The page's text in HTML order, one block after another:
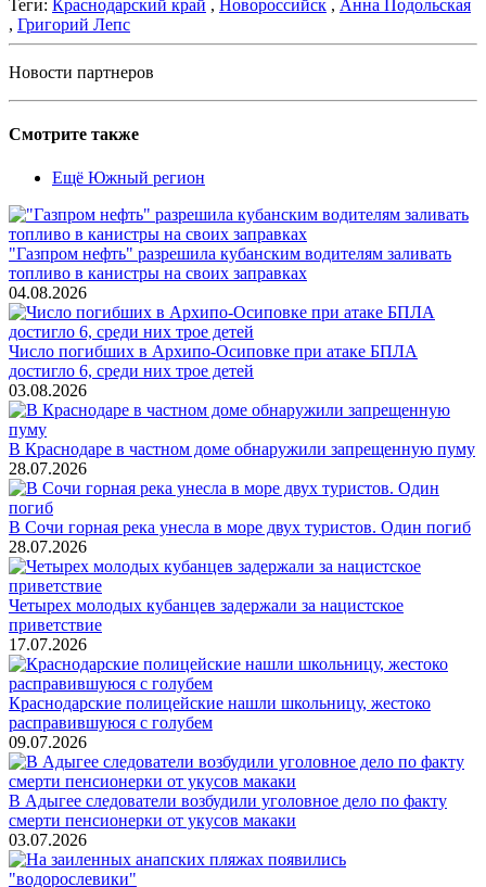
Теги: Краснодарский край , Новороссийск , Анна Подольская
, Григорий Лепс
Новости партнеров
Смотрите также
Ещё Южный регион
"Газпром нефть" разрешила кубанским водителям заливать
топливо в канистры на своих заправках
04.08.2026
Число погибших в Архипо-Осиповке при атаке БПЛА
достигло 6, среди них трое детей
03.08.2026
В Краснодаре в частном доме обнаружили запрещенную пуму
28.07.2026
В Сочи горная река унесла в море двух туристов. Один погиб
28.07.2026
Четырех молодых кубанцев задержали за нацистское
приветствие
17.07.2026
Краснодарские полицейские нашли школьницу, жестоко
расправившуюся с голубем
09.07.2026
В Адыгее следователи возбудили уголовное дело по факту
смерти пенсионерки от укусов макаки
03.07.2026